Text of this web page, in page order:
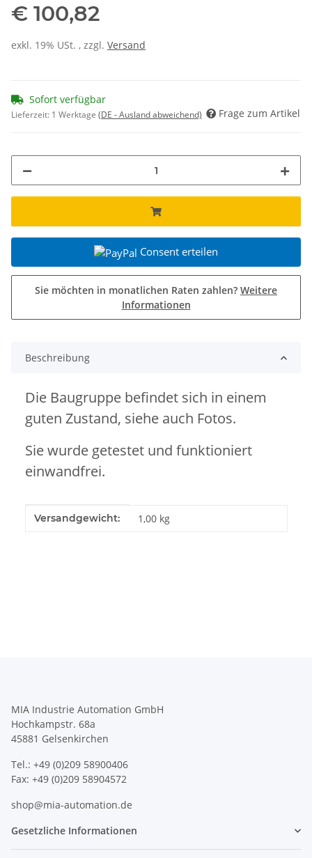
€ 100,82
exkl. 19% USt. , zzgl. Versand
Sofort verfügbar
Lieferzeit: 1 Werktage (DE - Ausland abweichend) Frage zum Artikel
Consent erteilen
Sie möchten in monatlichen Raten zahlen? Weitere
Informationen
Beschreibung
Die Baugruppe befindet sich in einem
guten Zustand, siehe auch Fotos.
Sie wurde getestet und funktioniert
einwandfrei.
Produkteigenschaft
Wert
Versandgewicht: 1,00 kg
MIA Industrie Automation GmbH
Hochkampstr. 68a
45881 Gelsenkirchen
Tel.: +49 (0)209 58900406
Fax: +49 (0)209 58904572
shop@mia-automation.de
Gesetzliche Informationen